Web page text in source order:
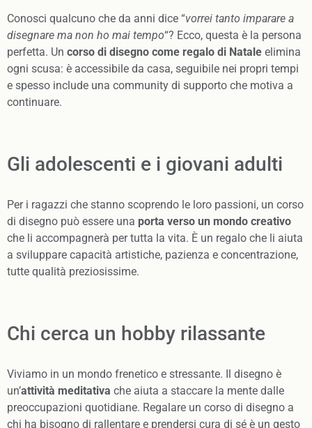
Conosci qualcuno che da anni dice “vorrei tanto imparare a
disegnare ma non ho mai tempo“? Ecco, questa è la persona
perfetta. Un corso di disegno come regalo di Natale elimina
ogni scusa: è accessibile da casa, seguibile nei propri tempi
e spesso include una community di supporto che motiva a
continuare.
Gli adolescenti e i giovani adulti
Per i ragazzi che stanno scoprendo le loro passioni, un corso
di disegno può essere una porta verso un mondo creativo
che li accompagnerà per tutta la vita. È un regalo che li aiuta
a sviluppare capacità artistiche, pazienza e concentrazione,
tutte qualità preziosissime.
Chi cerca un hobby rilassante
Viviamo in un mondo frenetico e stressante. Il disegno è
un’attività meditativa che aiuta a staccare la mente dalle
preoccupazioni quotidiane. Regalare un corso di disegno a
chi ha bisogno di rallentare e prendersi cura di sé è un gesto